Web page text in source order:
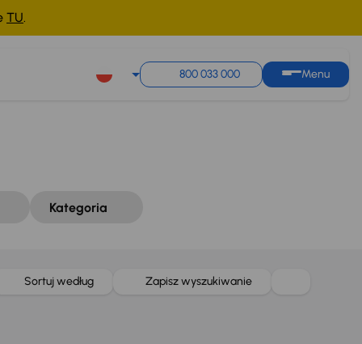
TU.
800 033 000 Menu
Kategoria
Sortuj według Zapisz wyszukiwanie